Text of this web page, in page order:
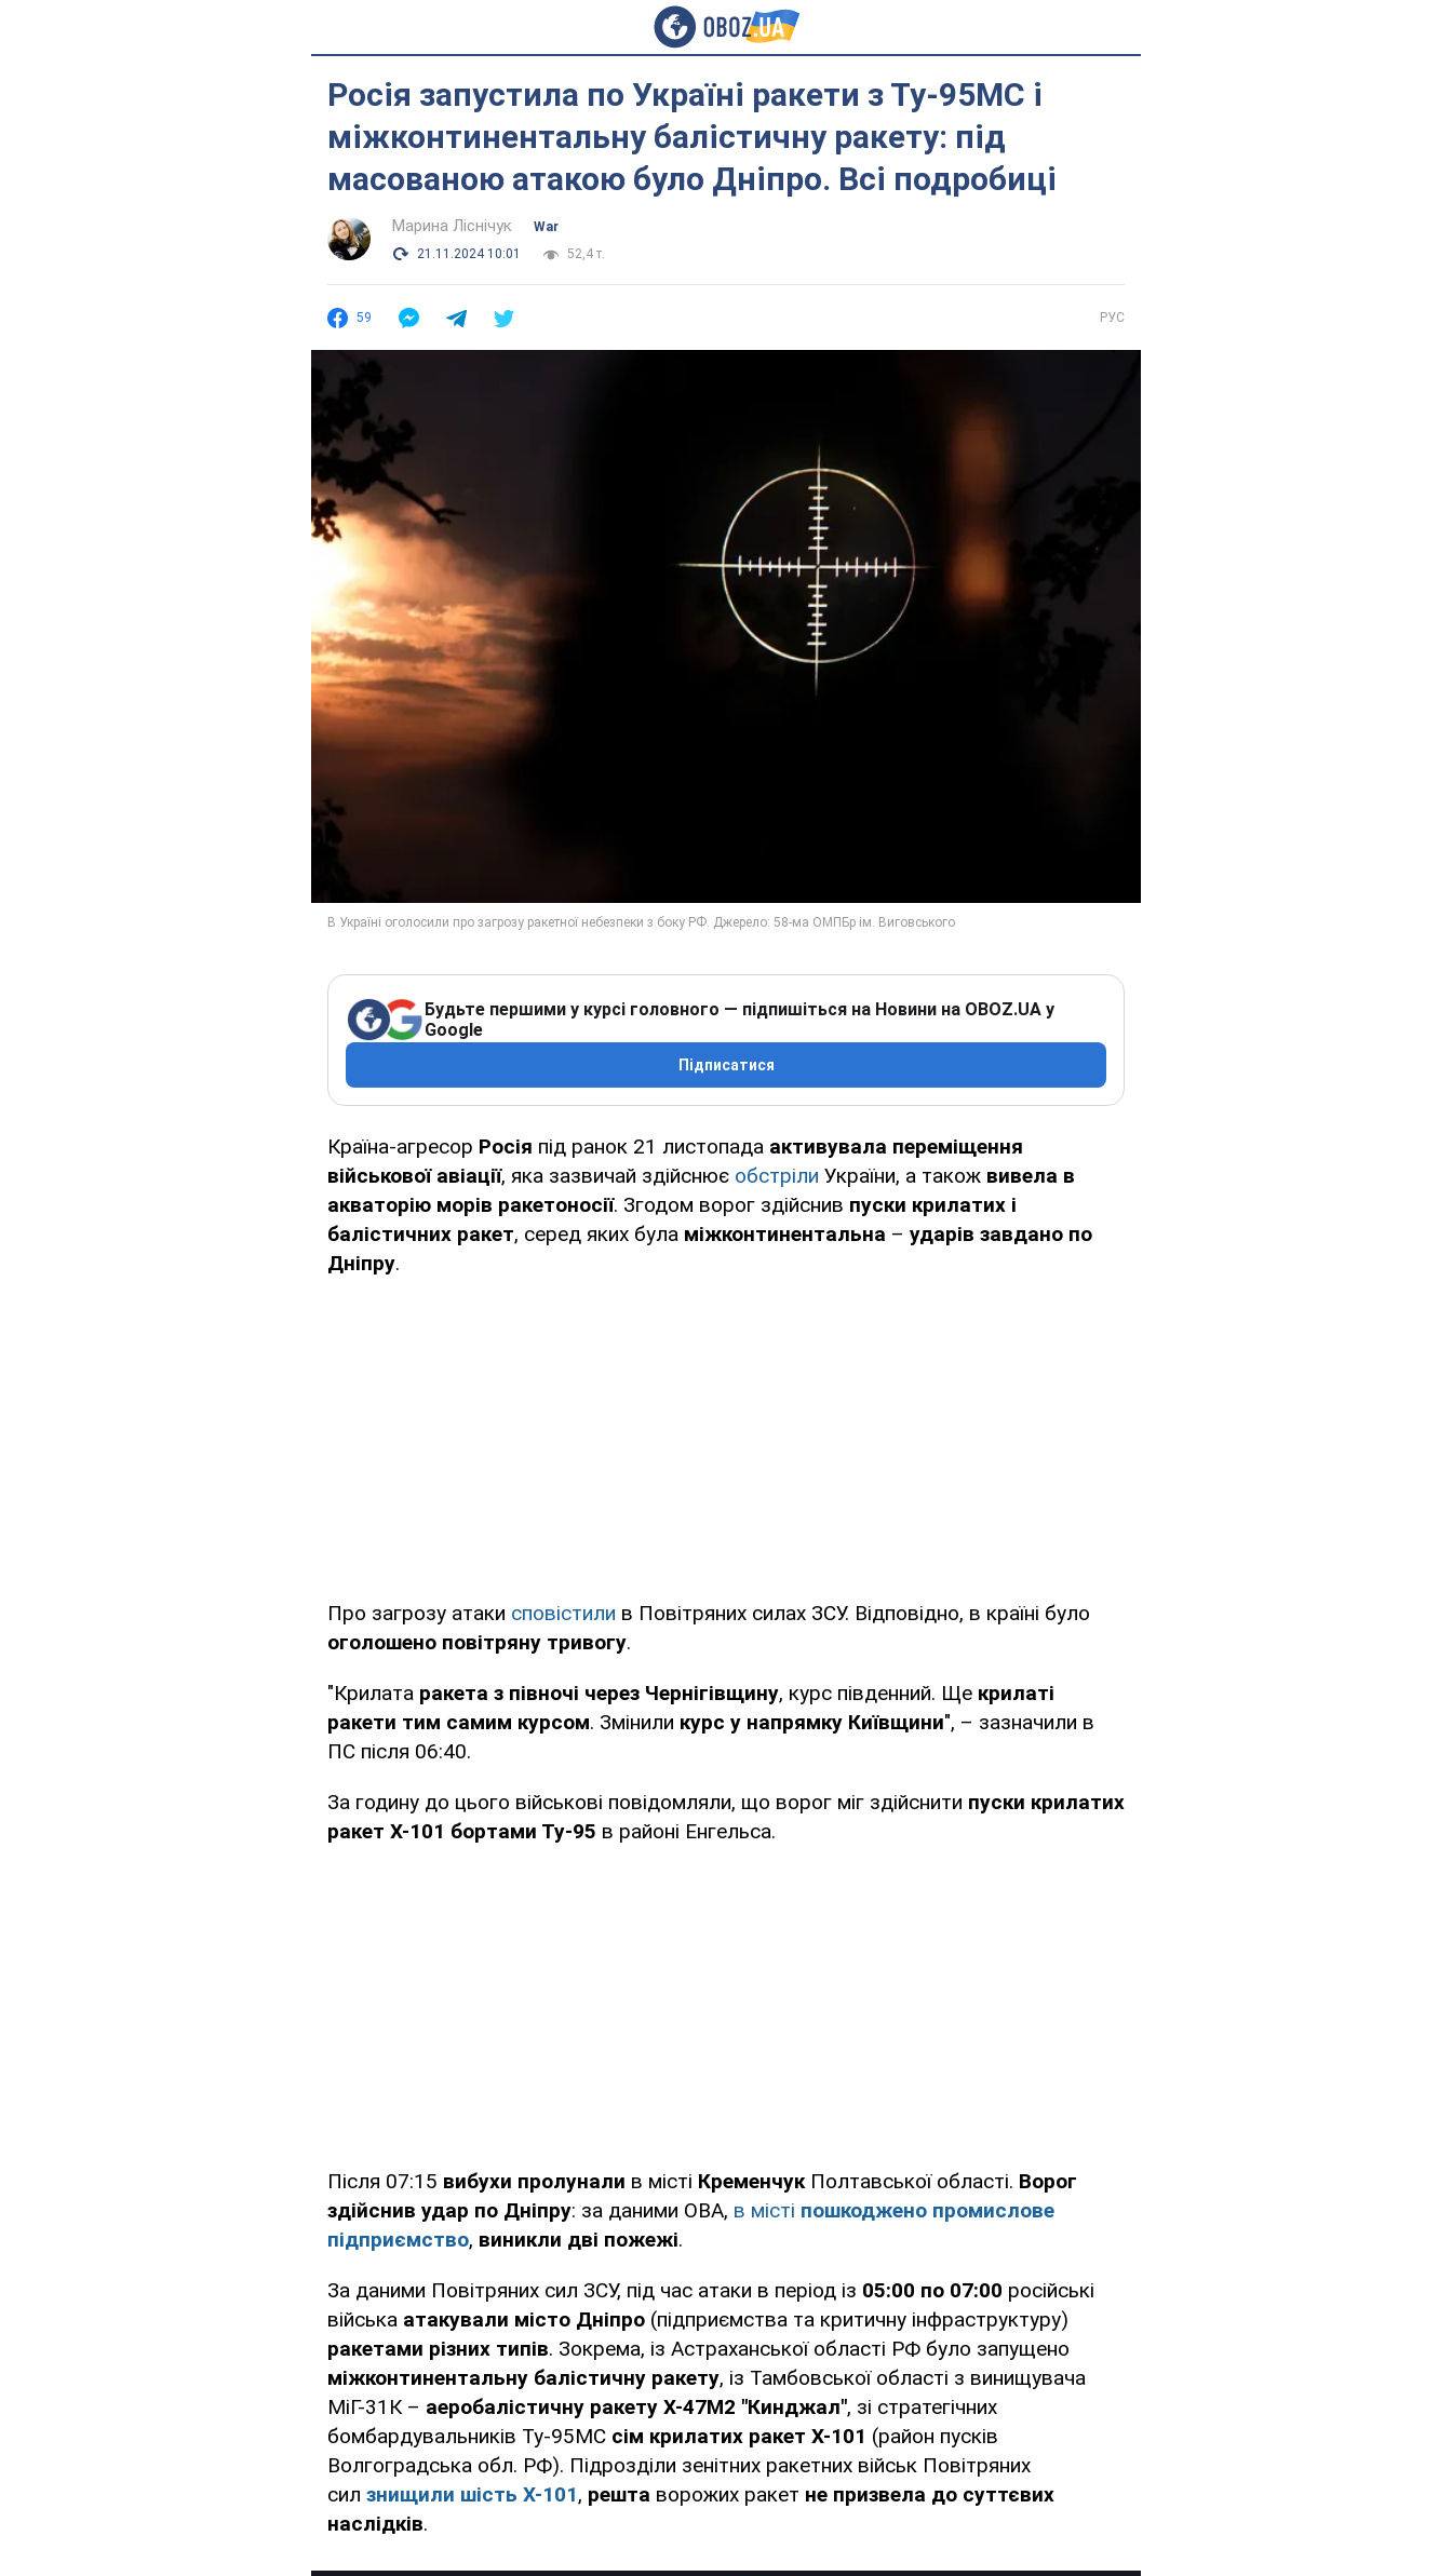
Росія запустила по Україні ракети з Ту-95МС і
міжконтинентальну балістичну ракету: під
масованою атакою було Дніпро. Всі подробиці
Марина Ліснічук
War
21.11.2024 10:01
52,4 т.
59 РУС
Будьте першими у курсі головного — підпишіться на Новини на OBOZ.UA у
Google
Підписатися
Країна-агресор Росія під ранок 21 листопада активувала переміщення
військової авіації, яка зазвичай здійснює обстріли України, а також вивела в
акваторію морів ракетоносії. Згодом ворог здійснив пуски крилатих і
балістичних ракет, серед яких була міжконтинентальна – ударів завдано по
Дніпру.
Про загрозу атаки сповістили в Повітряних силах ЗСУ. Відповідно, в країні було
оголошено повітряну тривогу.
"Крилата ракета з півночі через Чернігівщину, курс південний. Ще крилаті
ракети тим самим курсом. Змінили курс у напрямку Київщини", – зазначили в
ПС після 06:40.
За годину до цього військові повідомляли, що ворог міг здійснити пуски крилатих
ракет Х-101 бортами Ту-95 в районі Енгельса.
Після 07:15 вибухи пролунали в місті Кременчук Полтавської області. Ворог
здійснив удар по Дніпру: за даними ОВА, в місті пошкоджено промислове
підприємство, виникли дві пожежі.
За даними Повітряних сил ЗСУ, під час атаки в період із 05:00 по 07:00 російські
війська атакували місто Дніпро (підприємства та критичну інфраструктуру)
ракетами різних типів. Зокрема, із Астраханської області РФ було запущено
міжконтинентальну балістичну ракету, із Тамбовської області з винищувача
МіГ-31К – аеробалістичну ракету Х-47М2 "Кинджал", зі стратегічних
бомбардувальників Ту-95МС сім крилатих ракет Х-101 (район пусків
Волгоградська обл. РФ). Підрозділи зенітних ракетних військ Повітряних
сил знищили шість Х-101, решта ворожих ракет не призвела до суттєвих
наслідків.